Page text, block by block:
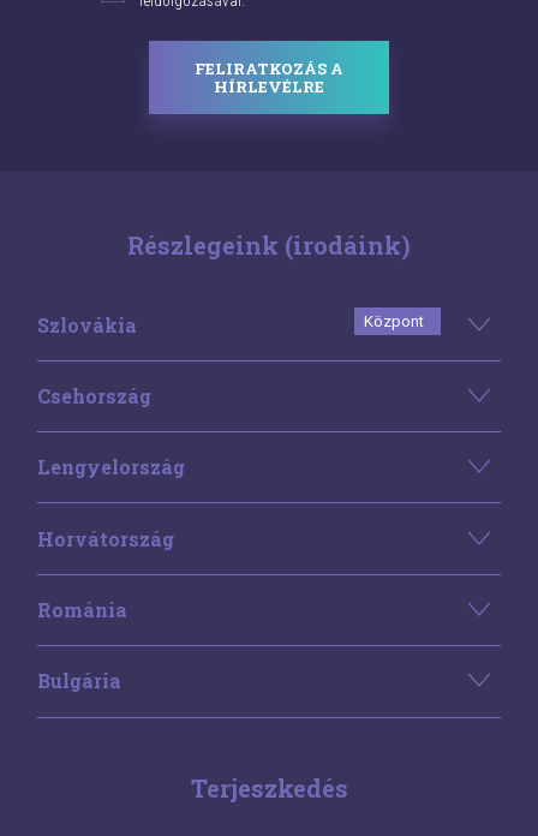
FELIRATKOZÁS A
HÍRLEVÉLRE
Részlegeink (irodáink)
Szlovákia Központ
Csehország
Lengyelország
Horvátország
Románia
Bulgária
Terjeszkedés